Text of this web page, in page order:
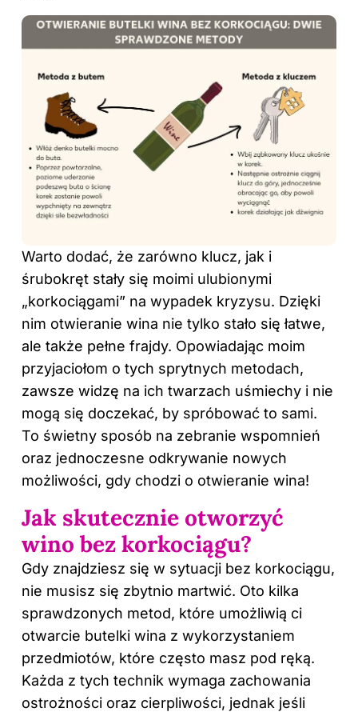
Warto dodać, że zarówno klucz, jak i
śrubokręt stały się moimi ulubionymi
„korkociągami” na wypadek kryzysu. Dzięki
nim otwieranie wina nie tylko stało się łatwe,
ale także pełne frajdy. Opowiadając moim
przyjaciołom o tych sprytnych metodach,
zawsze widzę na ich twarzach uśmiechy i nie
mogą się doczekać, by spróbować to sami.
To świetny sposób na zebranie wspomnień
oraz jednoczesne odkrywanie nowych
możliwości, gdy chodzi o otwieranie wina!
Jak skutecznie otworzyć
wino bez korkociągu?
Gdy znajdziesz się w sytuacji bez korkociągu,
nie musisz się zbytnio martwić. Oto kilka
sprawdzonych metod, które umożliwią ci
otwarcie butelki wina z wykorzystaniem
przedmiotów, które często masz pod ręką.
Każda z tych technik wymaga zachowania
ostrożności oraz cierpliwości, jednak jeśli